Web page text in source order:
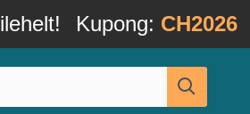
Kupong: CH2026